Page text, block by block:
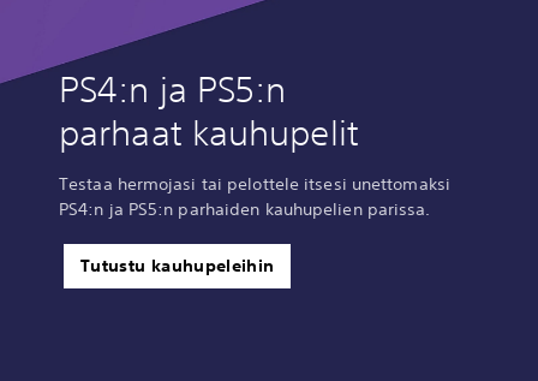
PS4:n ja PS5:n
parhaat kauhupelit
Testaa hermojasi tai pelottele itsesi unettomaksi
PS4:n ja PS5:n parhaiden kauhupelien parissa.
Tutustu kauhupeleihin